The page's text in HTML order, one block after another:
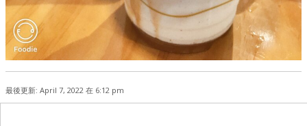
最後更新: April 7, 2022 在 6:12 pm